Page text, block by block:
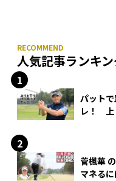
人気記事ランキ
パット
レ！ 上
菅楓華
マネる